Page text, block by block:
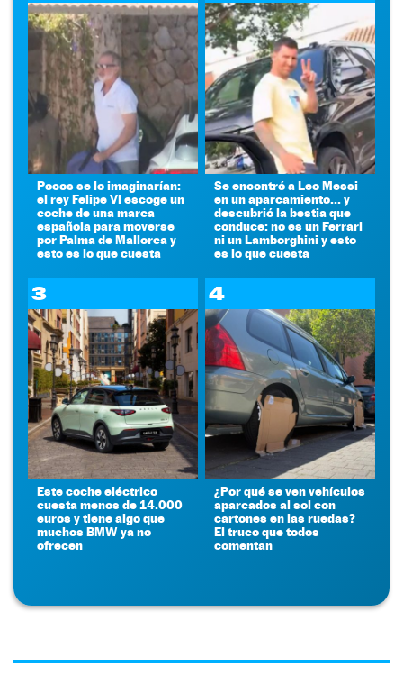
Pocos se lo imaginarían:
el rey Felipe VI escoge un
coche de una marca
española para moverse
por Palma de Mallorca y
esto es lo que cuesta
Se encontró a Leo Messi
en un aparcamiento... y
descubrió la bestia que
conduce: no es un Ferrari
ni un Lamborghini y esto
es lo que cuesta
3
Este coche eléctrico
cuesta menos de 14.000
euros y tiene algo que
muchos BMW ya no
ofrecen
4
¿Por qué se ven vehículos
aparcados al sol con
cartones en las ruedas?
El truco que todos
comentan